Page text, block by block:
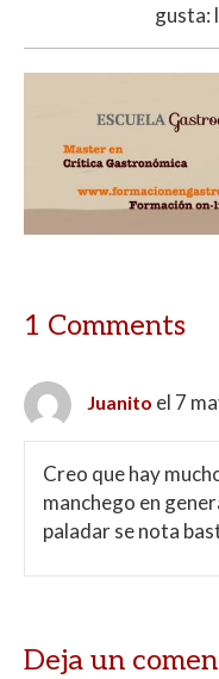
gusta:
1 Comments
Juanito el 7
Creo que hay
manchego en
paladar se nota
Deja un